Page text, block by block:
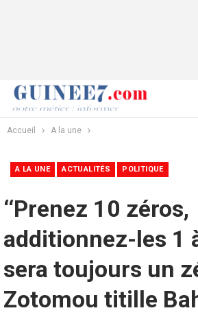
Accueil A la une
A LA UNE ACTUALITÉS POLITIQUE
‘‘Prenez 10 zéros,
additionnez-les 1
sera toujours un
Zotomou titille